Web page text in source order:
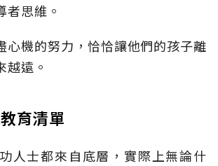
者思維。
心機的努力，恰恰讓他們的孩子離
越遠。
育清單
人士都來自底層，實際上無論什